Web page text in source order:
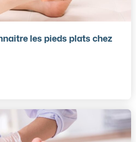
les pieds plats chez